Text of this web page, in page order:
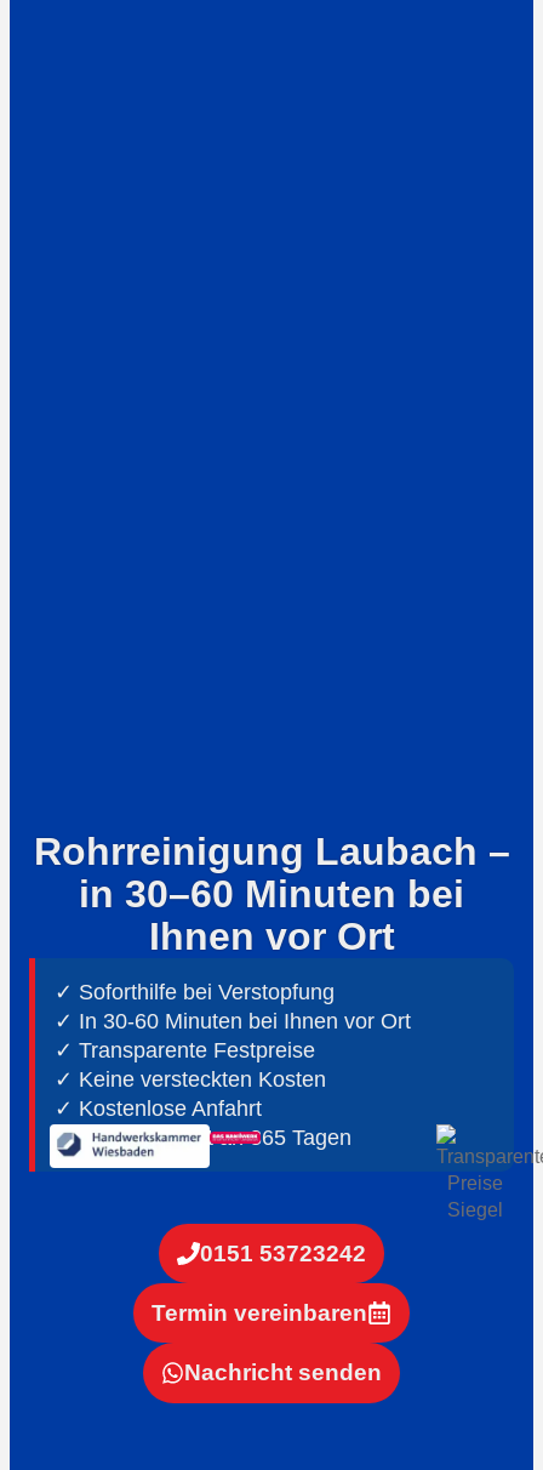
Rohrreinigung Laubach –
in 30–60 Minuten bei
Ihnen vor Ort
✓ Soforthilfe bei Verstopfung
✓ In 30-60 Minuten bei Ihnen vor Ort
✓ ⁠Transparente Festpreise
✓ Keine versteckten Kosten
✓ Kostenlose Anfahrt
✓ ⁠24h Notdienst an 365 Tagen
0151 53723242
Termin vereinbaren
Nachricht senden